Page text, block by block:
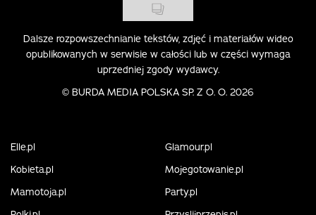
Dalsze rozpowszechnianie tekstów, zdjęć i materiałów wideo
opublikowanych w serwisie w całości lub w części wymaga
uprzedniej zgody wydawcy.
© BURDA MEDIA POLSKA SP. Z O. O. 2026
Elle.pl
Glamour.pl
Kobieta.pl
Mojegotowanie.pl
Mamotoja.pl
Party.pl